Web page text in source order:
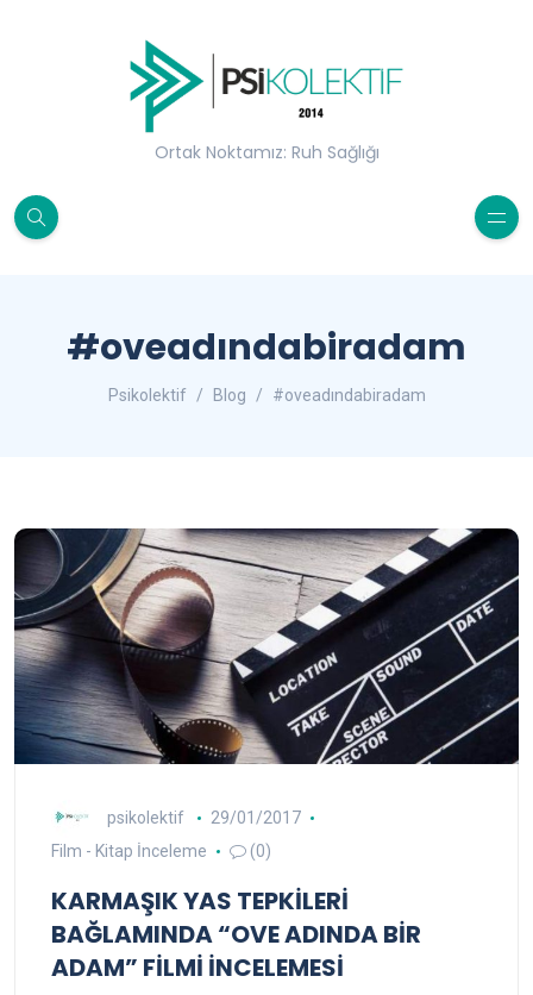
Ortak Noktamız: Ruh Sağlığı
#oveadındabiradam
Psikolektif Blog #oveadındabiradam
psikolektif
29/01/2017
Film - Kitap İnceleme
(0)
KARMAŞIK YAS TEPKİLERİ
BAĞLAMINDA “OVE ADINDA BİR
ADAM” FİLMİ İNCELEMESİ